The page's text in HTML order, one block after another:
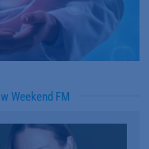
w Weekend FM